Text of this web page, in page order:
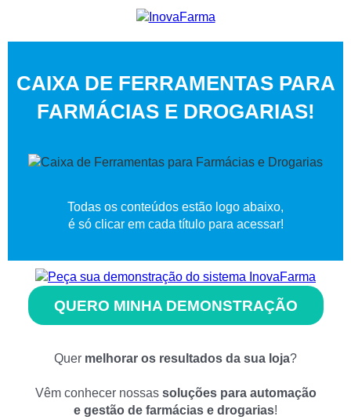
CAIXA DE FERRAMENTAS PARA
FARMÁCIAS E DROGARIAS!
Todas os conteúdos estão logo abaixo,
é só clicar em cada título para acessar!
QUERO MINHA DEMONSTRAÇÃO
Quer melhorar os resultados da sua loja?
Vêm conhecer nossas soluções para automação
e gestão de farmácias e drogarias!